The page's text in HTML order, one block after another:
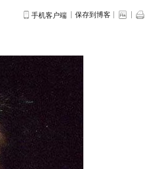
手机客户端 保存到博客